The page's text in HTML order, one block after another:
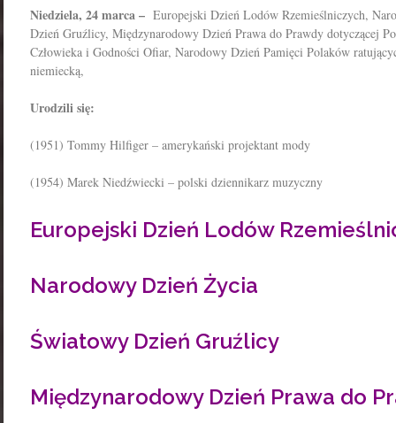
Niedziela, 24 marca – Europejski Dzień Lodów Rzemieślniczych,
Dzień Gruźlicy, Międzynarodowy Dzień Prawa do Prawdy dotyczącej
Człowieka i Godności Ofiar, Narodowy Dzień Pamięci Polaków
niemiecką,
Urodzili się:
(1951) Tommy Hilfiger – amerykański projektant mody
(1954) Marek Niedźwiecki – polski dziennikarz muzyczny
Europejski Dzień Lodów
Narodowy Dzień Życia
Światowy Dzień Gruźlicy
Międzynarodowy Dzień Prawa do